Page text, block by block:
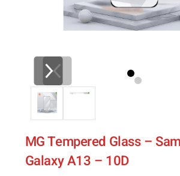
MG Tempered Glass –
Galaxy A13 – 10D